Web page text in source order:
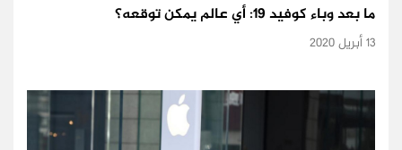
ما بعد وباء كوفيد 19: أي عالم يمكن توقعه؟
13 أبريل 2020